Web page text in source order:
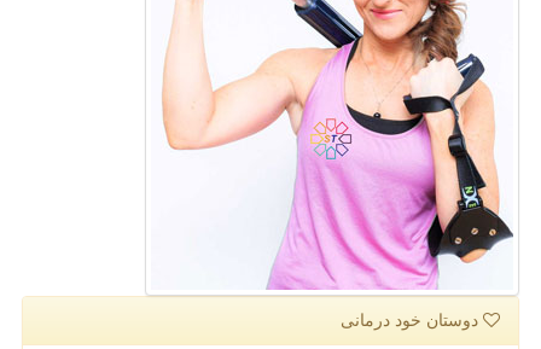
دوستان خود درمانی